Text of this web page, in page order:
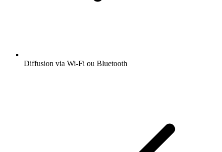
Diffusion via Wi-Fi ou Bluetooth